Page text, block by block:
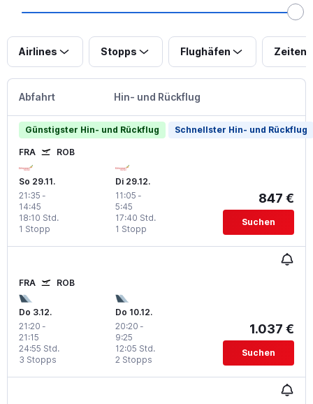
Airlines Stopps Flughäfen Zeiten
Abfahrt Hin- und Rückflug
Günstigster Hin- und Rückflug Schnellster Hin- und Rückflug
FRA ROB
So 29.11.
21:35 -
14:45
1 Stopp
18:10 Std.
Di 29.12.
11:05 -
5:45
1 Stopp
17:40 Std.
847 €
Suchen
FRA ROB
Do 3.12.
21:20 -
21:15
3 Stopps
24:55 Std.
Do 10.12.
20:20 -
9:25
2 Stopps
12:05 Std.
1.037 €
Suchen